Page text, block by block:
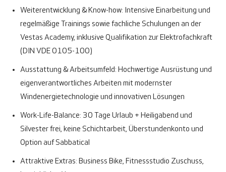
Weiterentwicklung & Know-how: Intensive Einarbeitung und
regelmäßige Trainings sowie fachliche Schulungen an der
Vestas Academy, inklusive Qualifikation zur Elektrofachkraft
(DIN VDE 0105-100)
Ausstattung & Arbeitsumfeld: Hochwertige Ausrüstung und
eigenverantwortliches Arbeiten mit modernster
Windenergietechnologie und innovativen Lösungen
Work-Life-Balance: 30 Tage Urlaub + Heiligabend und
Silvester frei, keine Schichtarbeit, Überstundenkonto und
Option auf Sabbatical
Attraktive Extras: Business Bike, Fitnessstudio Zuschuss,